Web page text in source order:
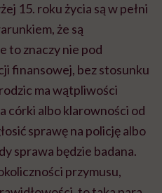
15. roku życia są w pełni
że są
to znaczy nie pod
finansowej, bez stosunku
ma wątpliwości
córki albo klarowności od
sprawę na policję albo
sprawa będzie badana.
przymusu,